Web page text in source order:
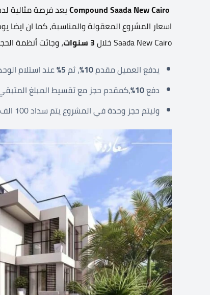
Compound Saada New Cairoيعد فرصة مثالية
اسعار المشروع المعقولة والمناسبة، كما ان
Saada New Cairo خلال
، وجائت أنظمة
يدفع العميل مقدم
، ثم5% عند استلام
دفع10% ،كمقدم حجز مع تقسيط المبلغ المتبقي علي
وليتم حجز وحدة في المشروع يتم سداد 100 الف حنية مصري كجدية للحجز.